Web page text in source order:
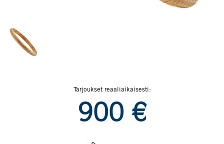
Tarjoukset reaaliaikaisesti:
900 €